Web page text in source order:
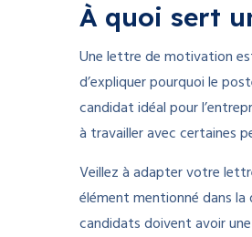
À quoi sert
Une lettre de motivation
d’expliquer pourquoi le
candidat idéal pour
à travailler avec certaines
Veillez à adapter votre
élément mentionné dans
candidats doivent avoir